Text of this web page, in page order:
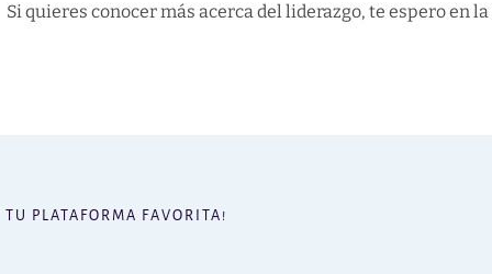
Si quieres conocer más acerca del liderazgo, te espero en la
TU PLATAFORMA FAVORITA!